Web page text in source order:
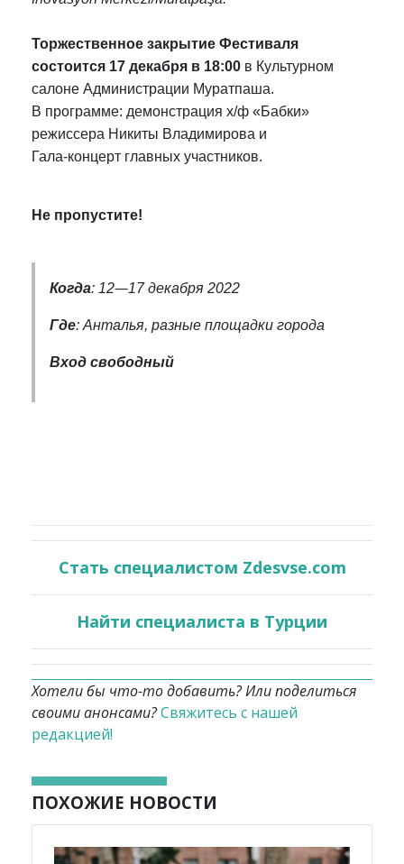
Торжественное закрытие Фестиваля
состоится 17 декабря в 18:00 в Культурном
салоне Администрации Муратпаша.
В программе: демонстрация х/ф «Бабки»
режиссера Никиты Владимирова и
Гала-концерт главных участников.
Не пропустите!
Когда: 12—17 декабря 2022
Где: Анталья, разные площадки города
Вход свободный
Стать специалистом Zdesvse.com
Найти специалиста в Турции
Хотели бы что-то добавить? Или поделиться
своими анонсами?Свяжитесь с нашей
редакцией!
ПОХОЖИЕ НОВОСТИ